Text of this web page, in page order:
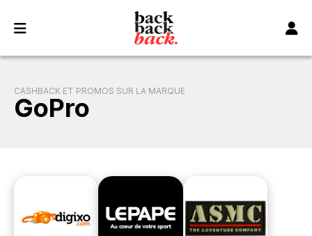
CASHBACK ET PROMOS SUR LA MARQUE
GoPro